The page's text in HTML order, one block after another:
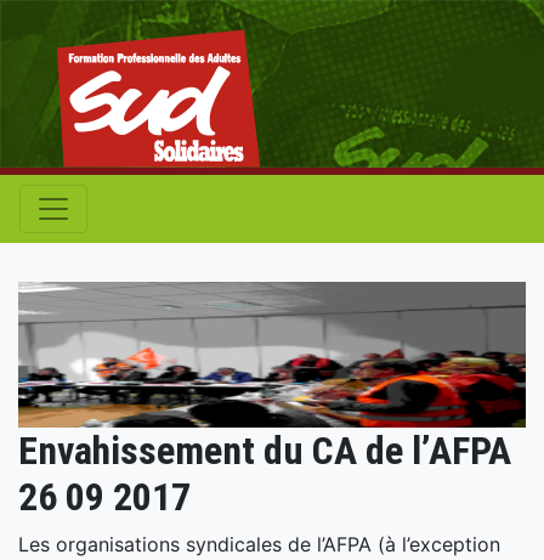
Envahissement du CA de l’AFPA
26 09 2017
Les organisations syndicales de l’AFPA (à l’exception